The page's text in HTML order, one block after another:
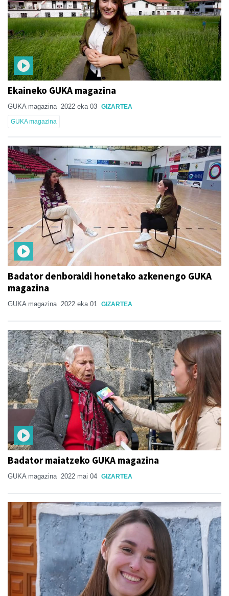
Ekaineko GUKA magazina
GUKA magazina 2022 eka 03 GIZARTEA
GUKA magazina
Badator denboraldi honetako azkenengo GUKA
magazina
GUKA magazina 2022 eka 01 GIZARTEA
Badator maiatzeko GUKA magazina
GUKA magazina 2022 mai 04 GIZARTEA